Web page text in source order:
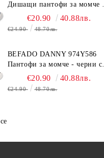
Дишащи пантофи за момче -
сини с топка
€20.90 40.88лв.
€24.90 48.70лв.
BEFADO DANNY 974Y586
Пантофи за момче - черни с
динозавър€20.90 40.88лв.
€24.90 48.70лв.